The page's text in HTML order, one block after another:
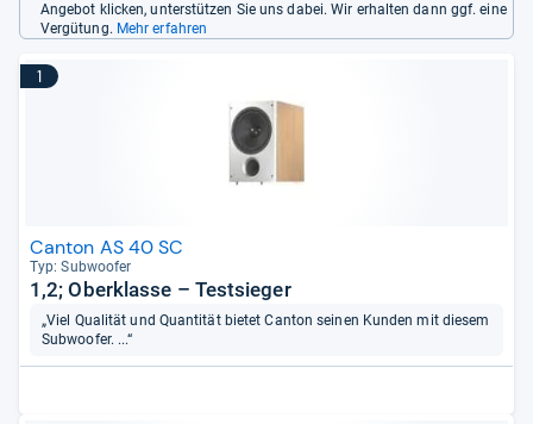
Angebot klicken, unterstützen Sie uns dabei. Wir erhalten dann ggf. eine
Vergütung. Mehr erfahren
1
Canton AS 40 SC
Typ: Sub­woofer
1,2; Oberklasse – Testsieger
„Viel Qualität und Quantität bietet Canton seinen Kunden mit diesem
Subwoofer. ...“